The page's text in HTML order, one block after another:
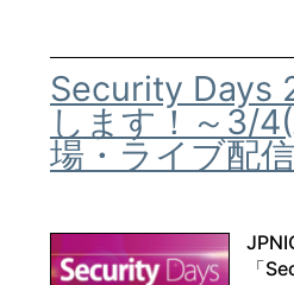
Security Days
します！～3/
場・ライブ配
「